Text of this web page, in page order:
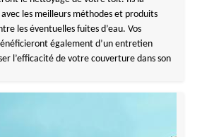
les meilleurs méthodes et produits
les éventuelles fuites d’eau. Vos
également d’un entretien
l’efficacité de votre couverture dans son